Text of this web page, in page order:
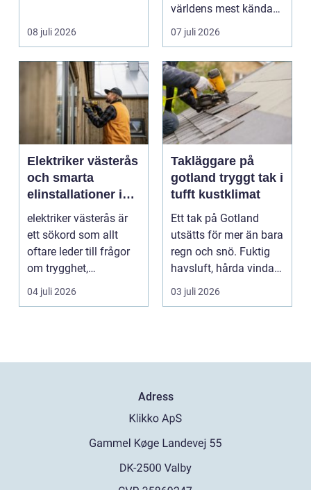
08 juli 2026
världens mest kända
symboler, djupt
07 juli 2026
Elektriker västerås
och smarta
elinstallationer i
vardagen
elektriker västerås är
ett sökord som allt
oftare leder till frågor
om trygghet,
energioptimering oc...
04 juli 2026
Takläggare på
gotland tryggt tak i
tufft kustklimat
Ett tak på Gotland
utsätts för mer än bara
regn och snö. Fuktig
havsluft, hårda vindar,
saltstänk oc...
03 juli 2026
Adress